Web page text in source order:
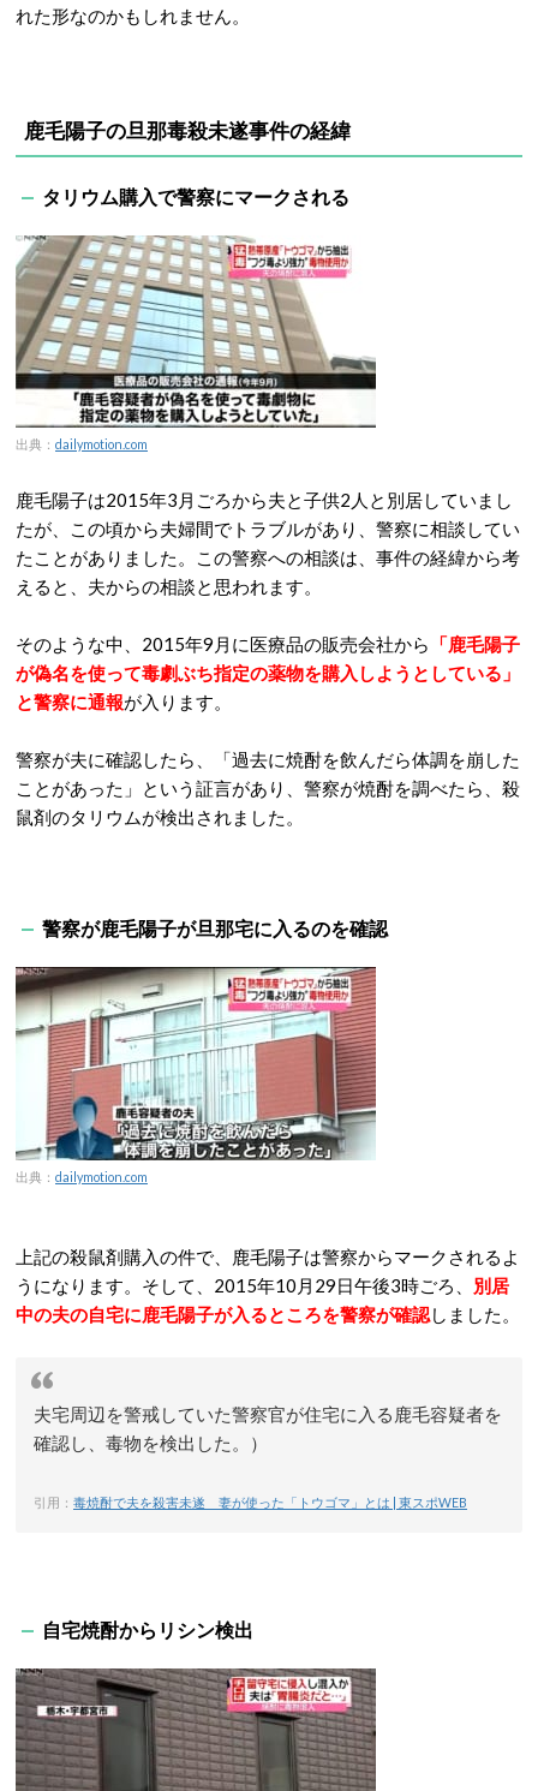
れた形なのかもしれません。
鹿毛陽子の旦那毒殺未遂事件の経緯
タリウム購入で警察にマークされる
出典： dailymotion.com
鹿毛陽子は2015年3月ごろから夫と子供2人と別居していまし
たが、この頃から夫婦間でトラブルがあり、警察に相談してい
たことがありました。この警察への相談は、事件の経緯から考
えると、夫からの相談と思われます。
そのような中、2015年9月に医療品の販売会社から
「鹿毛陽子
が偽名を使って毒劇ぶち指定の薬物を購入しようとしている」
と警察に通報が入ります。
警察が夫に確認したら、「過去に焼酎を飲んだら体調を崩した
ことがあった」という証言があり、警察が焼酎を調べたら、殺
鼠剤のタリウムが検出されました。
警察が鹿毛陽子が旦那宅に入るのを確認
出典： dailymotion.com
上記の殺鼠剤購入の件で、鹿毛陽子は警察からマークされるよ
うになります。そして、2015年10月29日午後3時ごろ、 別居
中の夫の自宅に鹿毛陽子が入るところを警察が確認しました。
夫宅周辺を警戒していた警察官が住宅に入る鹿毛容疑者を
確認し、毒物を検出した。）
引用： 毒焼酎で夫を殺害未遂 妻が使った「トウゴマ」とは | 東スポWEB
自宅焼酎からリシン検出